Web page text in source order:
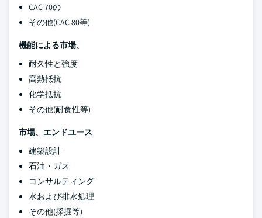
CAC 70の
その他(CAC 80等)
機能による市場、
耐久性と強度
高熱抵抗
化学抵抗
その他(耐食性等)
市場、エンドユース
建築設計
石油・ガス
コンサルティング
水および排水処理
その他(採掘等)